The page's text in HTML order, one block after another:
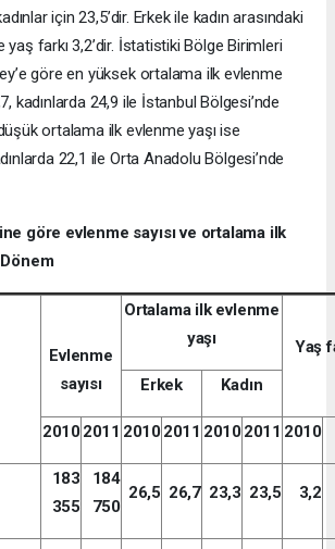
için 23,5’dir. Erkek ile kadın arasındaki
farkı 3,2’dir. İstatistiki Bölge Birimleri
göre en yüksek ortalama ilk evlenme
kadınlarda 24,9 ile İstanbul Bölgesi’nde
ortalama ilk evlenme yaşı ise
22,1 ile Orta Anadolu Bölgesi’nde
göre evlenme sayısı ve ortalama ilk
Evlenme
sayısı
Ortalama ilk evlenme
yaşı
Yaş
Erkek
Kadın
20102011 20102011 20102011 2010
183
355
184
750
26,5 26,7 23,3 23,5 3,2